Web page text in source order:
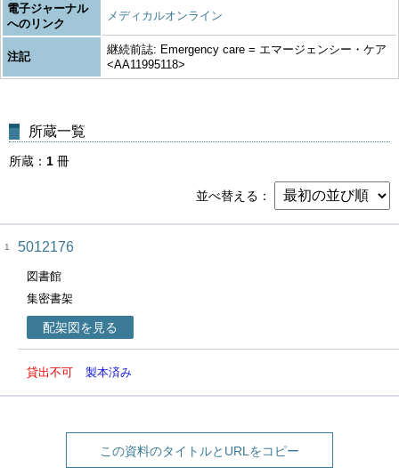
電子ジャーナル
へのリンク
メディカルオンライン
注記
継続前誌: Emergency care = エマージェンシー・ケア
<AA11995118>
所蔵一覧
所蔵 1 冊
並べ替える
1 5012176
図書館
集密書架
配架図を見る
貸出不可 製本済み
この資料のタイトルとURLをコピー